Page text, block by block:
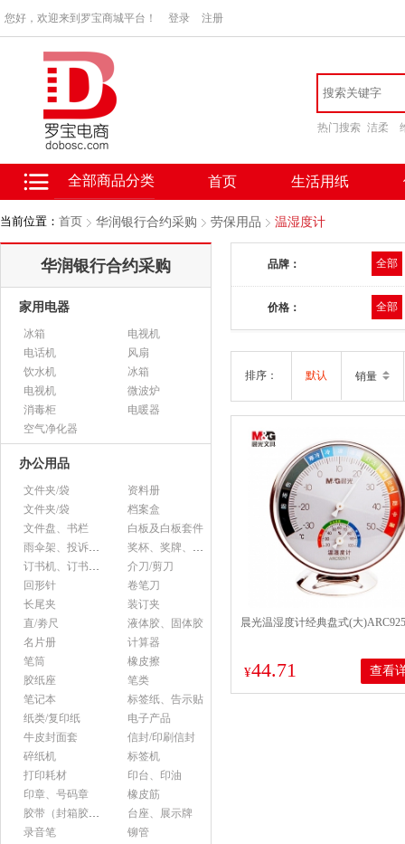
您好，欢迎来到罗宝商城平台！ 登录 注册
热门搜索 洁柔
全部商品分类 首页 生活用纸
当前位置： 首页 华润银行合约采购 劳保用品 温湿度计
华润银行合约采购
家用电器
冰箱
电视机
电话机
风扇
饮水机
冰箱
电视机
微波炉
消毒柜
电暖器
空气净化器
办公用品
文件夹/袋
资料册
文件夹/袋
档案盒
文件盘、书栏
白板及白板套件
雨伞架、投诉意见箱、杂志架等杂项
奖杯、奖牌、证书
订书机、订书针、起钉器
介刀/剪刀
回形针
卷笔刀
长尾夹
装订夹
直/劵尺
液体胶、固体胶
名片册
计算器
笔筒
橡皮擦
胶纸座
笔类
笔记本
标签纸、告示贴
纸类/复印纸
电子产品
牛皮封面套
信封/印刷信封
碎纸机
标签机
打印耗材
印台、印油
印章、号码章
橡皮筋
胶带（封箱胶、透明胶、美纹胶、双面胶等）
台座、展示牌
录音笔
铆管
品牌： 全部
价格： 全部
排序： 默认 销量
晨光温湿度计经典盘式(大
¥44.71 查看